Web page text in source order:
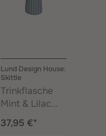
Lund Design House:
Skittle
Trinkflasche
Mint & Lilac
Straight
Stripes 0,30 l
37,95 €*